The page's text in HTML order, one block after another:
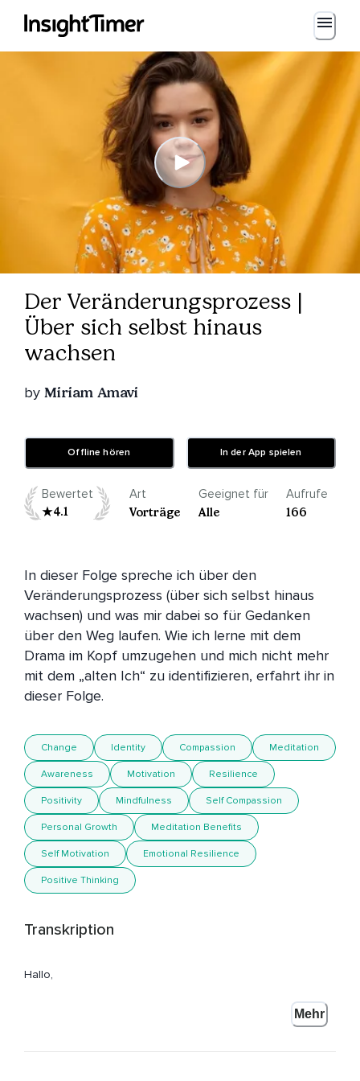
Der Veränderungsprozess |
Über sich selbst hinaus
wachsen
by Miriam Amavi
Offline hören In der App spielen
Bewertet
4.1
Art
Vorträge
Geeignet für
Alle
Aufrufe
166
In dieser Folge spreche ich über den
Veränderungsprozess (über sich selbst hinaus
wachsen) und was mir dabei so für Gedanken
über den Weg laufen. Wie ich lerne mit dem
Drama im Kopf umzugehen und mich nicht mehr
mit dem „alten Ich“ zu identifizieren, erfahrt ihr in
dieser Folge.
Change Identity Compassion Meditation
Awareness Motivation Resilience
Positivity Mindfulness Self Compassion
Personal Growth Meditation Benefits
Self Motivation Emotional Resilience
Positive Thinking
Transkription
Hallo,
Ich bin Miriam und ich nehme mal wieder eine Folge auf und
Mehr